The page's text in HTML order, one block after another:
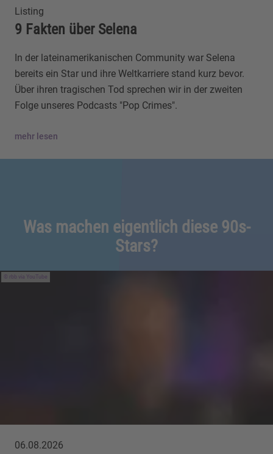
Listing
9 Fakten über Selena
In der lateinamerikanischen Community war Selena
bereits ein Star und ihre Weltkarriere stand kurz bevor.
Über ihren tragischen Tod sprechen wir in der zweiten
Folge unseres Podcasts "Pop Crimes".
mehr lesen
Was machen eigentlich diese 90s-
Stars?
rbb via YouTube
06.08.2026